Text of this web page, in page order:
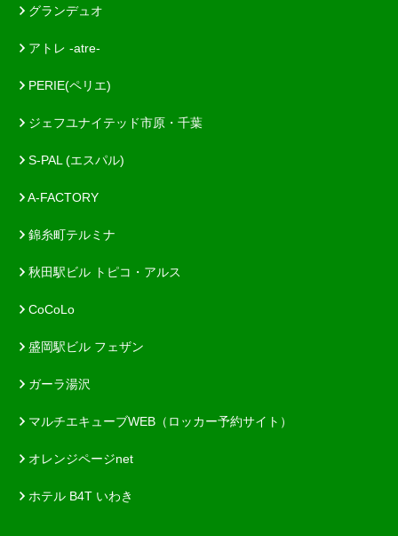
グランデュオ
アトレ -atre-
PERIE(ペリエ)
ジェフユナイテッド市原・千葉
S-PAL (エスパル)
A-FACTORY
錦糸町テルミナ
秋田駅ビル トピコ・アルス
CoCoLo
盛岡駅ビル フェザン
ガーラ湯沢
マルチエキューブWEB（ロッカー予約サイト）
オレンジページnet
ホテル B4T いわき